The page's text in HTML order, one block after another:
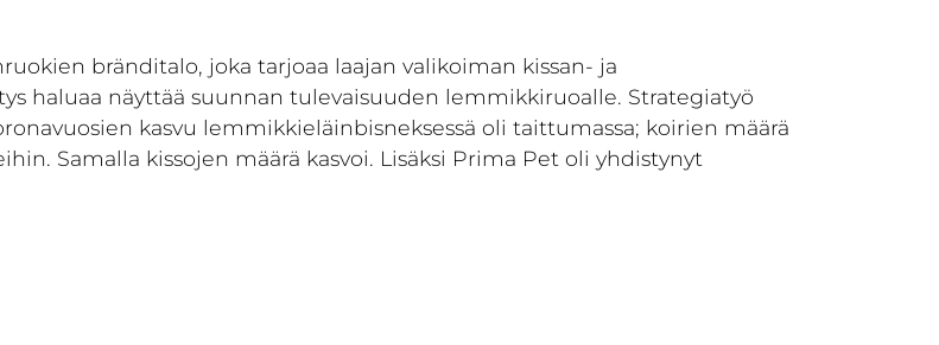
bränditalo, joka tarjoaa laajan valikoiman kissan- ja
haluaa näyttää suunnan tulevaisuuden lemmikkiruoalle. Strategiatyö
kasvu lemmikkieläinbisneksessä oli taittumassa; koirien määrä
Samalla kissojen määrä kasvoi. Lisäksi Prima Pet oli yhdistynyt